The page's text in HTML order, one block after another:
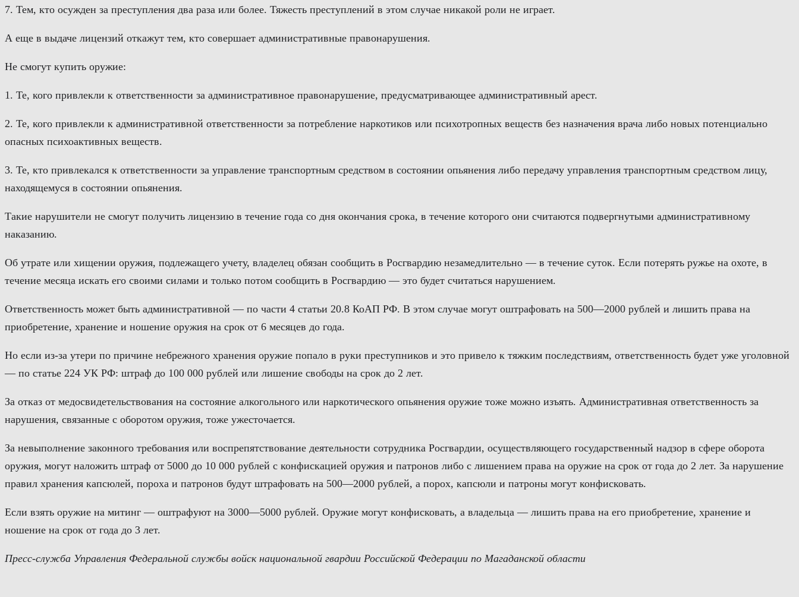
7. Тем, кто осужден за преступления два раза или более. Тяжесть преступлений в этом случае никакой роли не играет.
А еще в выдаче лицензий откажут тем, кто совершает административные правонарушения.
Не смогут купить оружие:
1. Те, кого привлекли к ответственности за административное правонарушение, предусматривающее административный арест.
2. Те, кого привлекли к административной ответственности за потребление наркотиков или психотропных веществ без назначения врача либо новых потенциально
опасных психоактивных веществ.
3. Те, кто привлекался к ответственности за управление транспортным средством в состоянии опьянения либо передачу управления транспортным средством лицу,
находящемуся в состоянии опьянения.
Такие нарушители не смогут получить лицензию в течение года со дня окончания срока, в течение которого они считаются подвергнутыми административному
наказанию.
Об утрате или хищении оружия, подлежащего учету, владелец обязан сообщить в Росгвардию незамедлительно — в течение суток. Если потерять ружье на охоте, в
течение месяца искать его своими силами и только потом сообщить в Росгвардию — это будет считаться нарушением.
Ответственность может быть административной — по части 4 статьи 20.8 КоАП РФ. В этом случае могут оштрафовать на 500—2000 рублей и лишить права на
приобретение, хранение и ношение оружия на срок от 6 месяцев до года.
Но если из-за утери по причине небрежного хранения оружие попало в руки преступников и это привело к тяжким последствиям, ответственность будет уже уголовной
— по статье 224 УК РФ: штраф до 100 000 рублей или лишение свободы на срок до 2 лет.
За отказ от медосвидетельствования на состояние алкогольного или наркотического опьянения оружие тоже можно изъять. Административная ответственность за
нарушения, связанные с оборотом оружия, тоже ужесточается.
За невыполнение законного требования или воспрепятствование деятельности сотрудника Росгвардии, осуществляющего государственный надзор в сфере оборота
оружия, могут наложить штраф от 5000 до 10 000 рублей с конфискацией оружия и патронов либо с лишением права на оружие на срок от года до 2 лет. За нарушение
правил хранения капсюлей, пороха и патронов будут штрафовать на 500—2000 рублей, а порох, капсюли и патроны могут конфисковать.
Если взять оружие на митинг — оштрафуют на 3000—5000 рублей. Оружие могут конфисковать, а владельца — лишить права на его приобретение, хранение и
ношение на срок от года до 3 лет.
Пресс-служба Управления Федеральной службы войск национальной гвардии Российской Федерации по Магаданской области